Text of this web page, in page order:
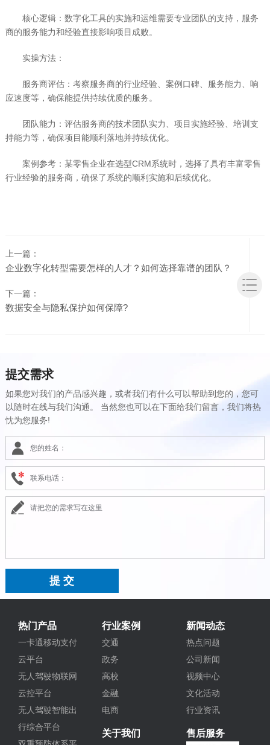
核心逻辑：数字化工具的实施和运维需要专业团队的支持，服务
商的服务能力和经验直接影响项目成败。
实操方法：
服务商评估：考察服务商的行业经验、案例口碑、服务能力、响
应速度等，确保能提供持续优质的服务。
团队能力：评估服务商的技术团队实力、项目实施经验、培训支
持能力等，确保项目能顺利落地并持续优化。
案例参考：某零售企业在选型CRM系统时，选择了具有丰富零售
行业经验的服务商，确保了系统的顺利实施和后续优化。
上一篇：
企业数字化转型需要怎样的人才？如何选择靠谱的团队？
下一篇：
数据安全与隐私保护如何保障?
提交需求
如果您对我们的产品感兴趣，或者我们有什么可以帮助到您的，您可
以随时在线与我们沟通。 当然您也可以在下面给我们留言，我们将热
忱为您服务!
热门产品
一卡通移动支付
云平台
无人驾驶物联网
云控平台
无人驾驶智能出
行综合平台
行业案例
交通
政务
高校
金融
电商
新闻动态
热点问题
公司新闻
视频中心
文化活动
行业资讯
关于我们 售后服务